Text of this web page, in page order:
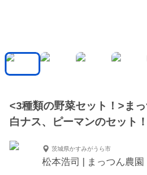
<3種類の野菜セット！>ま
白ナス、ピーマンのセット！
茨城県かすみがうら市
松本浩司 | まっつん農園